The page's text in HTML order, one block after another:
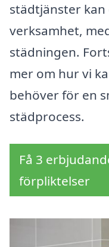
städtjänster
verksamhet,
städningen.
mer om hur vi
behöver för en
städprocess.
Få 3
förpliktelser